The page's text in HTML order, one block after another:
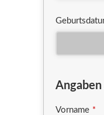
Angaben
Vorname *